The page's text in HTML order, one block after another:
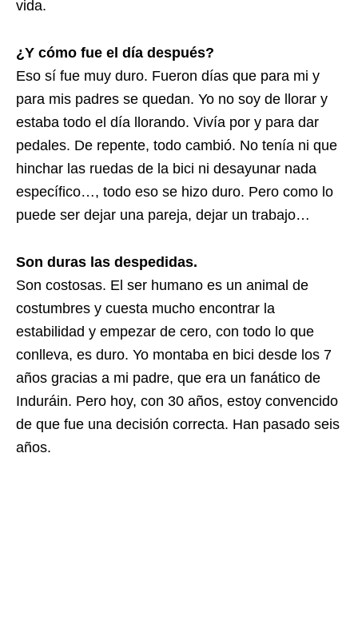
vida.
¿Y cómo fue el día después?
Eso sí fue muy duro. Fueron días que para mi y
para mis padres se quedan. Yo no soy de llorar y
estaba todo el día llorando. Vivía por y para dar
pedales. De repente, todo cambió. No tenía ni que
hinchar las ruedas de la bici ni desayunar nada
específico…, todo eso se hizo duro. Pero como lo
puede ser dejar una pareja, dejar un trabajo…
Son duras las despedidas.
Son costosas. El ser humano es un animal de
costumbres y cuesta mucho encontrar la
estabilidad y empezar de cero, con todo lo que
conlleva, es duro. Yo montaba en bici desde los 7
años gracias a mi padre, que era un fanático de
Induráin. Pero hoy, con 30 años, estoy convencido
de que fue una decisión correcta. Han pasado seis
años.